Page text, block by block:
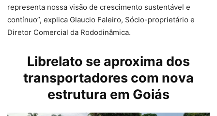
representa nossa visão de crescimento sustentável e
contínuo”, explica Glaucio Faleiro, Sócio-proprietário e
Diretor Comercial da Rododinâmica.
Librelato se aproxima dos
transportadores com nova
estrutura em Goiás